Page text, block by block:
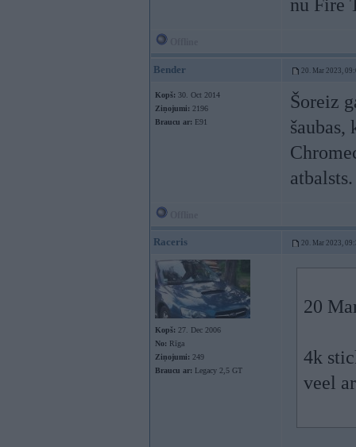
nu Fire
Bender 20. Mar 2023,
Kopš: 30. Oct 2014
Ziņojumi: 2196
Braucu ar: E91
Šoreiz
atbalsts.
Raceris 20. Mar 2023,
Kopš: 27. Dec 2006
No: Rīga
Ziņojumi: 249
Braucu ar: Legacy 2,5 GT
20
4k
veel